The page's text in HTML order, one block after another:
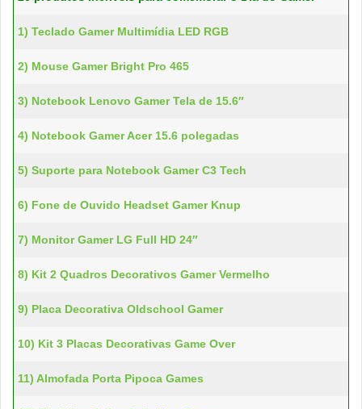
1) Teclado Gamer Multimídia LED RGB
2) Mouse Gamer Bright Pro 465
3) Notebook Lenovo Gamer Tela de 15.6″
4) Notebook Gamer Acer 15.6 polegadas
5) Suporte para Notebook Gamer C3 Tech
6) Fone de Ouvido Headset Gamer Knup
7) Monitor Gamer LG Full HD 24″
8) Kit 2 Quadros Decorativos Gamer Vermelho
9) Placa Decorativa Oldschool Gamer
10) Kit 3 Placas Decorativas Game Over
11) Almofada Porta Pipoca Games